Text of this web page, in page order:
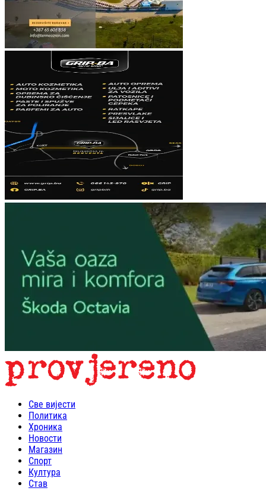
Све вијести
Политика
Хроника
Новости
Магазин
Спорт
Култура
Став